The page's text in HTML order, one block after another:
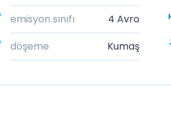
emisyon sınıfı 4 Avro
döşeme Kumaş